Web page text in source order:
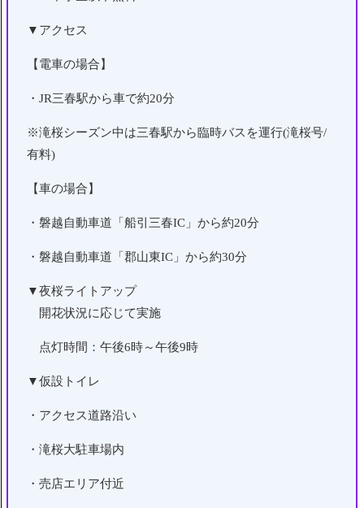
▼アクセス
【電車の場合】
・JR三春駅から車で約20分
※滝桜シーズン中は三春駅から臨時バスを運行(滝桜号/
有料)
【車の場合】
・磐越自動車道「船引三春IC」から約20分
・磐越自動車道「郡山東IC」から約30分
▼夜桜ライトアップ
開花状況に応じて実施
点灯時間：午後6時～午後9時
▼仮設トイレ
・アクセス道路沿い
・滝桜大駐車場内
・売店エリア付近